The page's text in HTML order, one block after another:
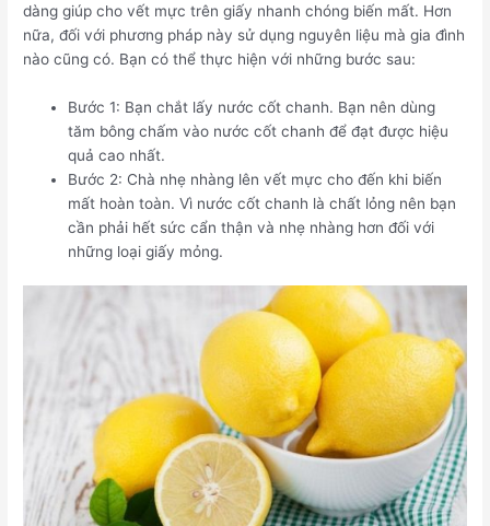
dàng giúp cho vết mực trên giấy nhanh chóng biến mất. Hơn
nữa, đối với phương pháp này sử dụng nguyên liệu mà gia đình
nào cũng có. Bạn có thể thực hiện với những bước sau:
Bước 1: Bạn chắt lấy nước cốt chanh. Bạn nên dùng
tăm bông chấm vào nước cốt chanh để đạt được hiệu
quả cao nhất.
Bước 2: Chà nhẹ nhàng lên vết mực cho đến khi biến
mất hoàn toàn. Vì nước cốt chanh là chất lỏng nên bạn
cần phải hết sức cẩn thận và nhẹ nhàng hơn đối với
những loại giấy mỏng.